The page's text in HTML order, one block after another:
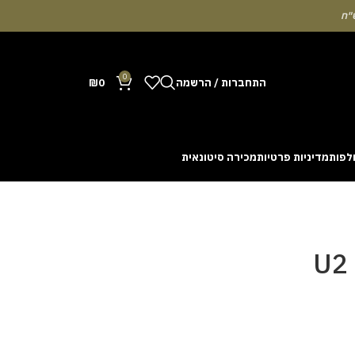
התחברות / הרשמה 0
₪0
מדיניות פרטיותמכירה סיטונאית
cash out before a rising multiplier disappears
with the interface. Some enthusiasts share